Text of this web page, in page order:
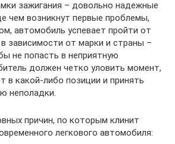
зажигания – довольно надежные
чем возникнут первые проблемы,
автомобиль успевает пройти от
зависимости от марки и страны –
не попасть в неприятную
должен четко уловить момент,
в какой-либо позиции и принять
неполадки.
причин, по которым клинит
легкового автомобиля: